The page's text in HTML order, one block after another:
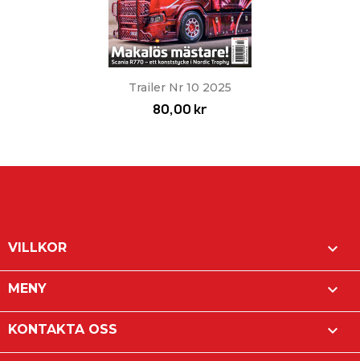
Trailer Nr 10 2025
80,00 kr
VILLKOR 
MENY 
KONTAKTA OSS 